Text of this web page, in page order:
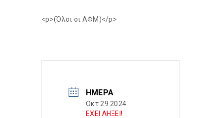
<p>(Όλοι οι ΑΦΜ)</p>
ΗΜΈΡΑ
Οκτ 29 2024
ΕΧΕΙ ΛΗΞΕΙ!